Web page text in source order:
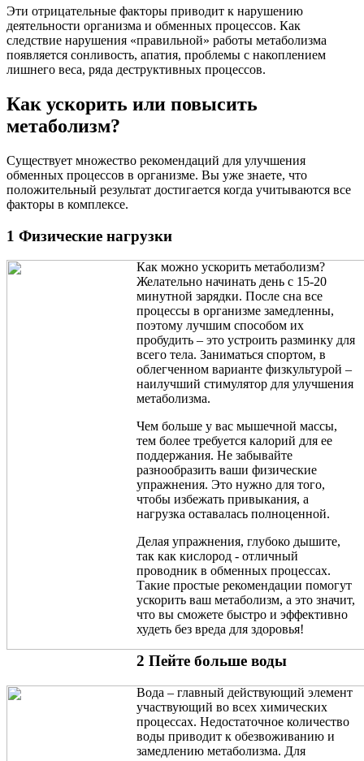
Эти отрицательные факторы приводит к нарушению
деятельности организма и обменных процессов. Как
следствие нарушения «правильной» работы метаболизма
появляется сонливость, апатия, проблемы с накоплением
лишнего веса, ряда деструктивных процессов.
Как ускорить или повысить
метаболизм?
Существует множество рекомендаций для улучшения
обменных процессов в организме. Вы уже знаете, что
положительный результат достигается когда учитываются все
факторы в комплексе.
1 Физические нагрузки
Как можно ускорить метаболизм?
Желательно начинать день с 15-20
минутной зарядки. После сна все
процессы в организме замедленны,
поэтому лучшим способом их
пробудить – это устроить разминку для
всего тела. Заниматься спортом, в
облегченном варианте физкультурой –
наилучший стимулятор для улучшения
метаболизма.
Чем больше у вас мышечной массы,
тем более требуется калорий для ее
поддержания. Не забывайте
разнообразить ваши физические
упражнения. Это нужно для того,
чтобы избежать привыкания, а
нагрузка оставалась полноценной.
Делая упражнения, глубоко дышите,
так как кислород - отличный
проводник в обменных процессах.
Такие простые рекомендации помогут
ускорить ваш метаболизм, а это значит,
что вы сможете быстро и эффективно
худеть без вреда для здоровья!
2 Пейте больше воды
Вода – главный действующий элемент
участвующий во всех химических
процессах. Недостаточное количество
воды приводит к обезвоживанию и
замедлению метаболизма. Для